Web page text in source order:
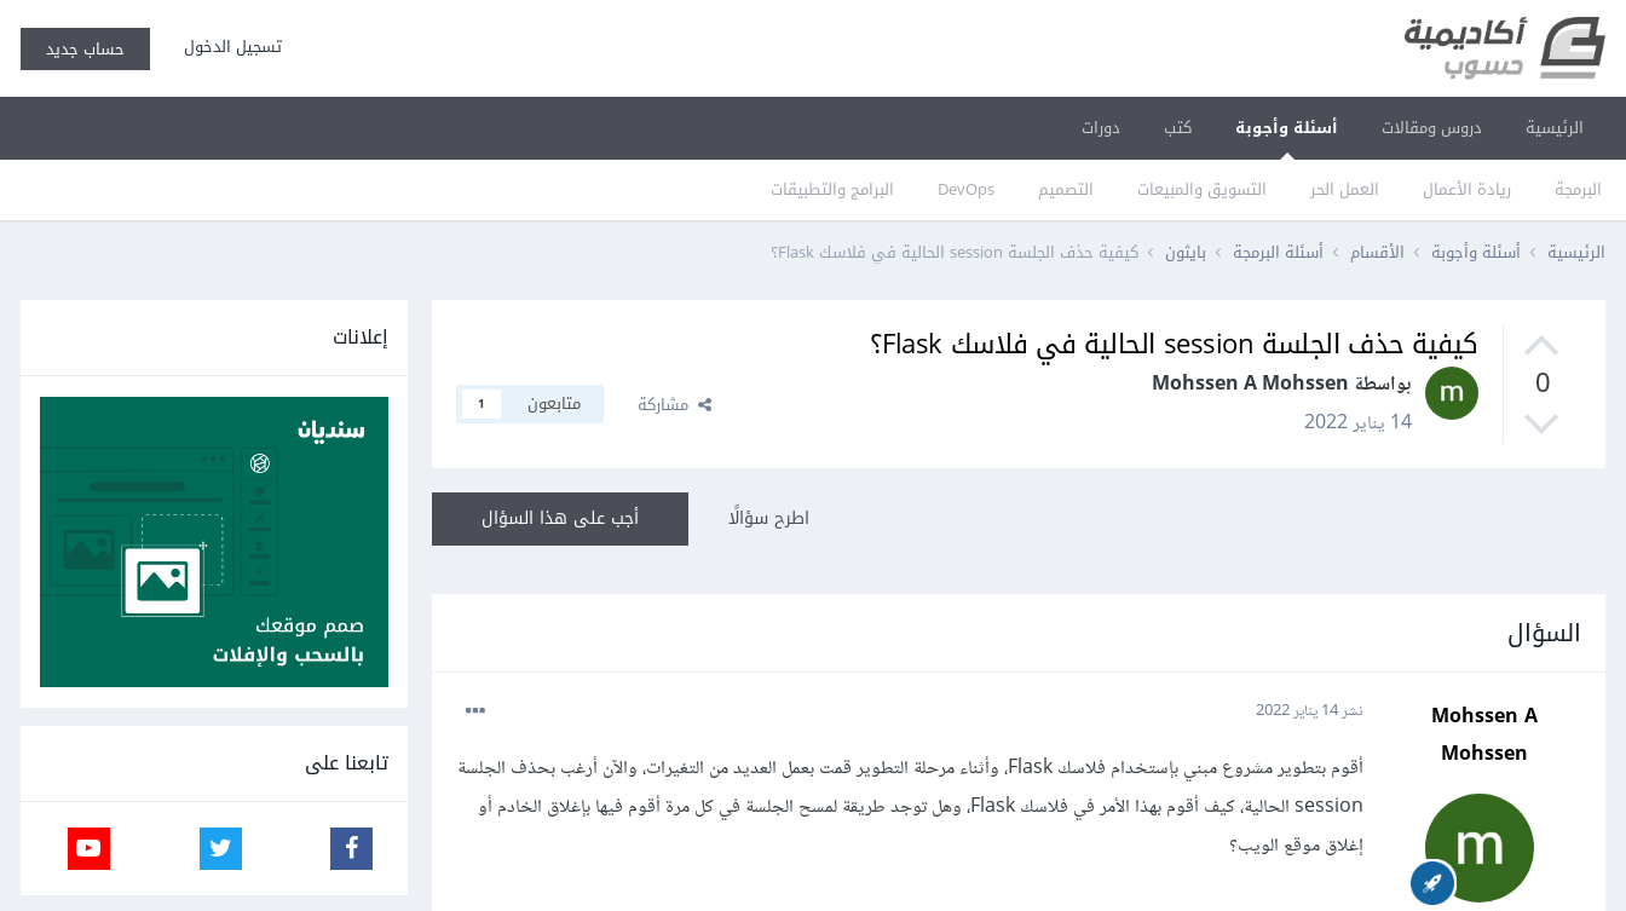
تسجيل الدخول حساب جديد
الرئيسية دروس ومقالات أسئلة وأجوبة
البرمجة ريادة الأعمال العمل الحر التسويق والمبيعات التصميم DevOps البرامج والتطبيقات
كتب دورات
الرئيسية أسئلة وأجوبة الأقسام أسئلة البرمجة بايثون كيفية حذف الجلسة session الحالية في فلاسك Flask؟
0
كيفية حذف الجلسة session الحالية في فلاسك Flask؟
بواسطة Mohssen A Mohssen
14 يناير 2022
مشاركة متابعون 1
أجب على هذا السؤال اطرح سؤالًا
السؤال
Mohssen A
Mohssen
نشر14 يناير 2022
أقوم بتطوير مشروع مبني بإستخدام فلاسك Flask، وأثناء مرحلة التطوير قمت بعمل العديد من التغيرات، والآن أرغب بحذف الجلسة
session الحالية، كيف أقوم بهذا الأمر في فلاسك Flask، وهل توجد طريقة لمسح الجلسة في كل مرة أقوم فيها بإغلاق الخادم أو
إغلاق موقع الويب؟
إعلانات
تابعنا على